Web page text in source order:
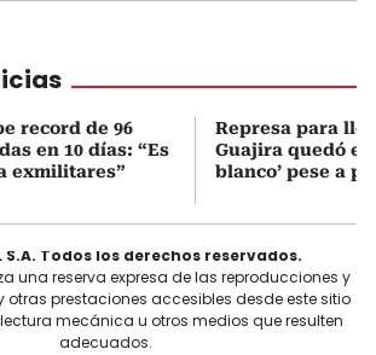
record de 96
en 10 días: “Es
exmilitares”
Represa para
Guajira quedó en
blanco’ pese a
S.A. Todos los derechos reservados.
una reserva expresa de las reproducciones y
otras prestaciones accesibles desde este sitio
mecánica u otros medios que resulten
adecuados.